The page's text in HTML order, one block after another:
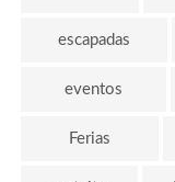
escapadas
eventos
Ferias